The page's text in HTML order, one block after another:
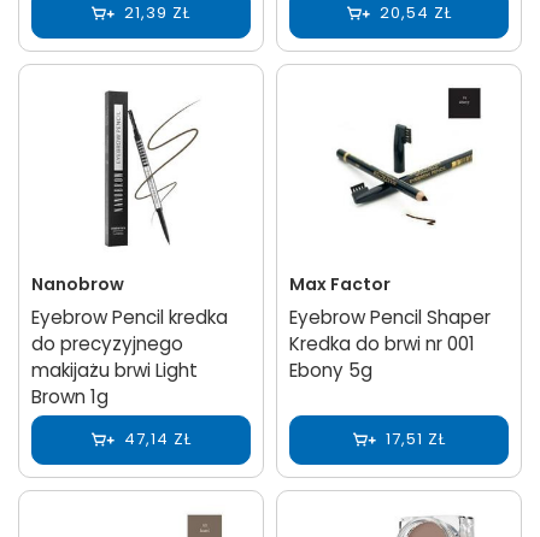
21,39 ZŁ 20,54 ZŁ
Nanobrow
Eyebrow Pencil kredka
do precyzyjnego
makijażu brwi Light
Brown 1g
47,14 ZŁ
Max Factor
Eyebrow Pencil Shaper
Kredka do brwi nr 001
Ebony 5g
17,51 ZŁ